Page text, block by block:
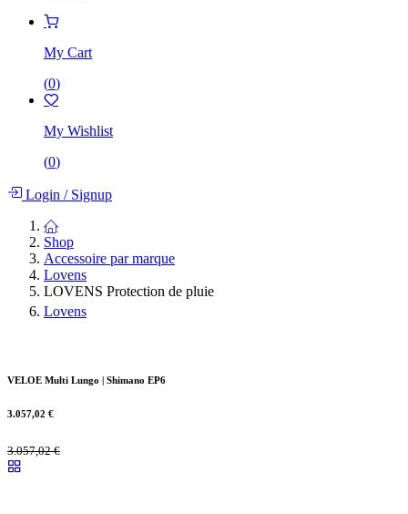
My Cart
(0)
My Wishlist
(0)
Login /Signup
Shop
Accessoire par marque
Lovens
LOVENS Protection de pluie
Lovens
VELOE Multi Lungo | Shimano EP6
3.057,02 €
3.057,02€